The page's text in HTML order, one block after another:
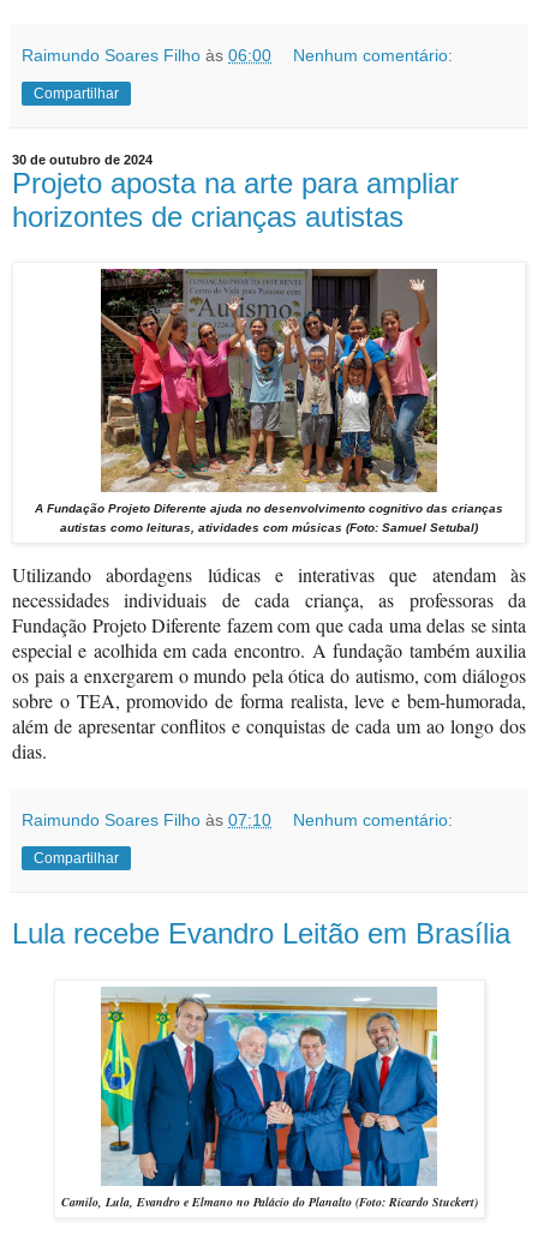
Raimundo Soares Filho às 06:00 Nenhum comentário:
Compartilhar
30 de outubro de 2024
Projeto aposta na arte para ampliar
horizontes de crianças autistas
A Fundação Projeto Diferente ajuda no desenvolvimento cognitivo das crianças
autistas como leituras, atividades com músicas (Foto: Samuel Setubal)
Utilizando abordagens lúdicas e interativas que atendam às
necessidades individuais de cada criança, as professoras da
Fundação Projeto Diferente fazem com que cada uma delas se sinta
especial e acolhida em cada encontro. A fundação também auxilia
os pais a enxergarem o mundo pela ótica do autismo, com diálogos
sobre o TEA, promovido de forma realista, leve e bem-humorada,
além de apresentar conflitos e conquistas de cada um ao longo dos
dias.
Raimundo Soares Filho às 07:10 Nenhum comentário:
Compartilhar
Lula recebe Evandro Leitão em Brasília
Camilo, Lula, Evandro e Elmano no Palácio do Planalto (Foto: Ricardo Stuckert)